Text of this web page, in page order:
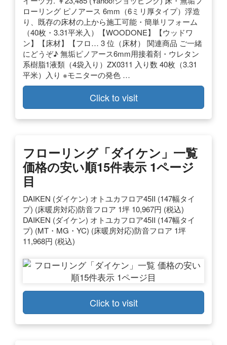
ローリング ピノアース 6mm（6ミリ厚タイプ）浮造
り、既存の床材の上から施工可能・簡単リフォーム
（40枚・3.31平米入）【WOODONE】【ウッドワ
ン】【床材】【フロ… 3 位（床材） 関連商品 ご一緒
にどうぞ♪ 無垢ピノアース6mm用接着剤・ウレタン
系樹脂1液類（4袋入り）ZX0311 入り数 40枚（3.31
平米）入り ※モニターの発色 …
Click to visit
フローリング「ダイケン」一覧
価格の安い順15件表示 1ページ
目
DAIKEN (ダイケン) オトユカフロア45II (147幅タイ
プ) (床暖房対応)防音フロア 1坪 10,967円 (税込)
DAIKEN (ダイケン) オトユカフロア45II (147幅タイ
プ) (MT・MG・YC) (床暖房対応)防音フロア 1坪
11,968円 (税込)
Click to visit